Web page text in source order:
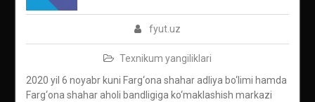
fyut.uz
Texnikum yangiliklari
2020 yil 6 noyabr kuni Farg‘ona shahar adliya bo‘limi hamda
Farg‘ona shahar aholi bandligiga ko‘maklashish markazi